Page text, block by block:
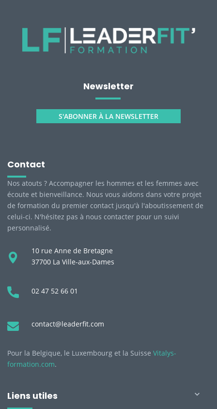
Newsletter
S'ABONNER À LA NEWSLETTER
Contact
Nos atouts ? Accompagner les hommes et les femmes avec
écoute et bienveillance. Nous vous aidons dans votre projet
de formation du premier contact jusqu'à l'aboutissement de
celui-ci. N'hésitez pas à nous contacter pour un suivi
personnalisé.
10 rue Anne de Bretagne
37700 La Ville-aux-Dames
02 47 52 66 01
contact@leaderfit.com
Pour la Belgique, le Luxembourg et la Suisse Vitalys-
formation.com.
Liens utiles 